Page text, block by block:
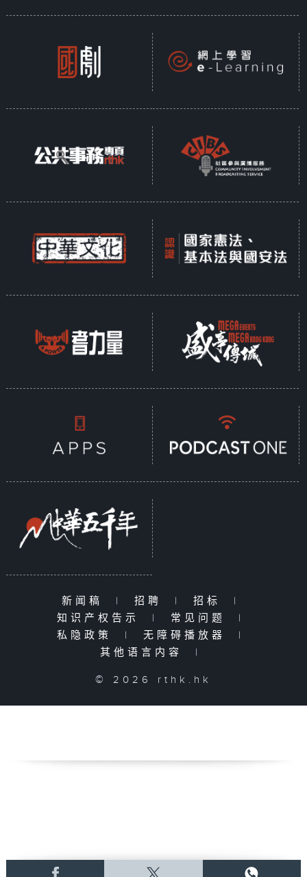
新闻稿 | 招聘 | 招标
|
知识产权告示
| 常见问题
|
私隐政策
| 无障碍播放器
|
其他语言内容
|
© 2026 rthk.hk